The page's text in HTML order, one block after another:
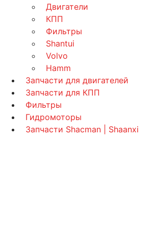
Двигатели
КПП
Фильтры
Shantui
Volvo
Hamm
Запчасти для двигателей
Запчасти для КПП
Фильтры
Гидромоторы
Запчасти Shacman | Shaanxi